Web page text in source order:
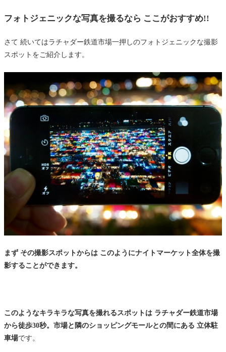
フォトジェニックな写真を撮るなら ここがおすすめ!!
さて 続いてはラチャダー鉄道市場一押しのフォトジェニックな撮影
スポットをご紹介します。
まず その撮影スポットからは このようにナイトマーケット全体を撮
影することができます。
このようなキラキラな写真を撮れるスポットは ラチャダー鉄道市場
から徒歩30秒。市場と隣のショッピングモールとの間にある 立体駐
車場です。